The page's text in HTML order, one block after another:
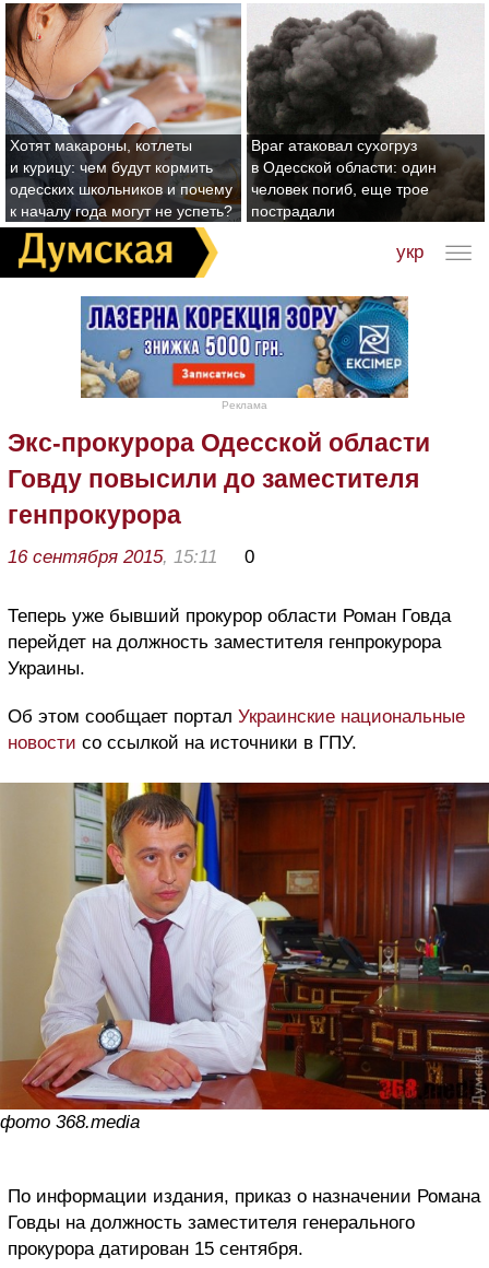
Хотят макароны, котлеты
и курицу: чем будут кормить
одесских школьников и почему
к началу года могут не успеть?
Враг атаковал сухогруз
в Одесской области: один
человек погиб, еще трое
пострадали
укр
Реклама
Экс-прокурора Одесской области
Говду повысили до заместителя
генпрокурора
16 сентября 2015, 15:11 0
Теперь уже бывший прокурор области Роман Говда
перейдет на должность заместителя генпрокурора
Украины.
Об этом сообщает портал Украинские национальные
новости со ссылкой на источники в ГПУ.
фото 368.media
По информации издания, приказ о назначении Романа
Говды на должность заместителя генерального
прокурора датирован 15 сентября.